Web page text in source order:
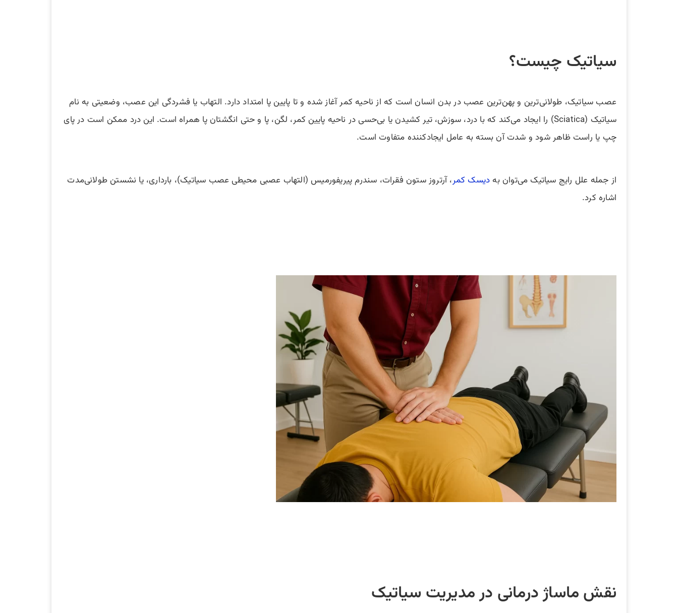
سیاتیک چیست؟
عصب سیاتیک، طولانی‌ترین و پهن‌ترین عصب در بدن انسان است که از ناحیه کمر آغاز شده و تا پایین پا امتداد دارد. التهاب یا فشردگی این عصب، وضعیتی به نام
سیاتیک (Sciatica) را ایجاد می‌کند که با درد، سوزش، تیر کشیدن یا بی‌حسی در ناحیه پایین کمر، لگن، پا و حتی انگشتان پا همراه است. این درد ممکن است در پای
چپ یا راست ظاهر شود و شدت آن بسته به عامل ایجادکننده متفاوت است.
از جمله علل رایج سیاتیک می‌توان بهدیسک کمر، آرتروز ستون فقرات، سندرم پیریفورمیس (التهاب عصبی محیطی عصب سیاتیک)، بارداری، یا نشستن طولانی‌مدت
اشاره کرد.
نقش ماساژ درمانی در مدیریت سیاتیک